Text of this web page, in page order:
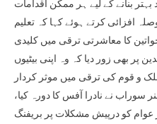
بنانے کے لیے ہر ممکن اقدامات
افزائی کرتے ہوئے کہا کہ تعلیم
کا معاشرتی ترقی میں کلیدی
پر بھی زور دیا کہ وہ اپنی بیٹیوں
و قوم کی ترقی میں موثر کردار
سوراب نے نادرا آفس کا دورہ کیا،
عوام کو درپیش مشکلات پر بریفنگ